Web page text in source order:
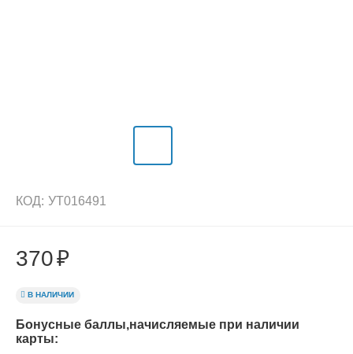
КОД: УТ016491
370₽
В НАЛИЧИИ
Бонусные баллы,начисляемые при наличии
карты: